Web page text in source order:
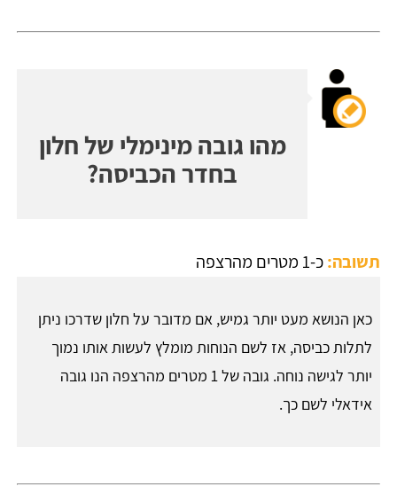
מהו גובה מינימלי של חלון
בחדר הכביסה?
תשובה:כ-1 מטרים מהרצפה
כאן הנושא מעט יותר גמיש, אם מדובר על חלון שדרכו ניתן
לתלות כביסה, אז לשם הנוחות מומלץ לעשות אותו נמוך
יותר לגישה נוחה. גובה של 1 מטרים מהרצפה הנו גובה
אידאלי לשם כך.